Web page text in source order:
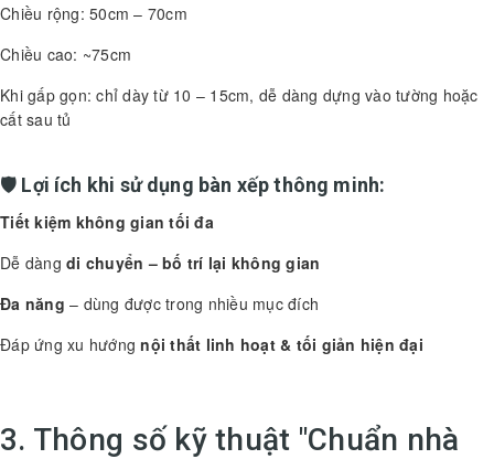
Chiều rộng: 50cm – 70cm
Chiều cao: ~75cm
Khi gấp gọn: chỉ dày từ 10 – 15cm, dễ dàng dựng vào tường hoặc
cất sau tủ
🛡️ Lợi ích khi sử dụng bàn xếp thông minh:
Tiết kiệm không gian tối đa
Dễ dàng di chuyển – bố trí lại không gian
Đa năng – dùng được trong nhiều mục đích
Đáp ứng xu hướngnội thất linh hoạt & tối giản hiện đại
3. Thông số kỹ thuật "Chuẩn nhà